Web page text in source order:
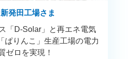
発田工場さま
「D-Solar」と再エネ電気
ぱりんこ」生産工場の電力
ゼロを実現！